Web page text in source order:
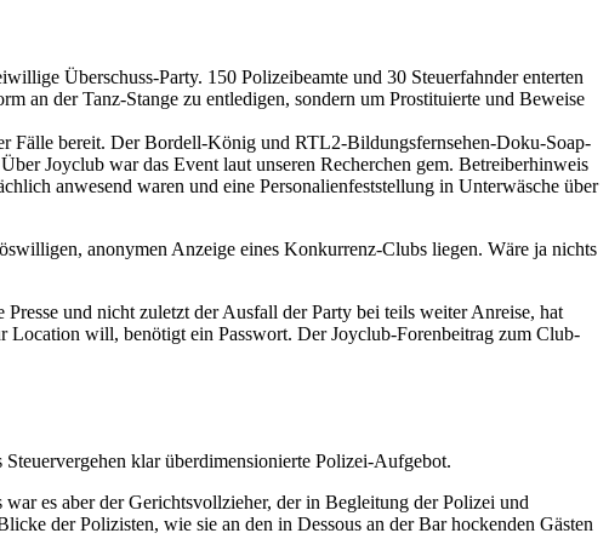
Überschuss-Party. 150 Polizeibeamte und 30 Steuerfahnder enterten
an der Tanz-Stange zu entledigen, sondern um Prostituierte und Beweise
Fälle bereit. Der Bordell-König und RTL2-Bildungsfernsehen-Doku-Soap-
Joyclub war das Event laut unseren Recherchen gem. Betreiberhinweis
anwesend waren und eine Personalienfeststellung in Unterwäsche über
anonymen Anzeige eines Konkurrenz-Clubs liegen. Wäre ja nichts
und nicht zuletzt der Ausfall der Party bei teils weiter Anreise, hat
Location will, benötigt ein Passwort. Der Joyclub-Forenbeitrag zum Club-
klar überdimensionierte Polizei-Aufgebot.
es aber der Gerichtsvollzieher, der in Begleitung der Polizei und
der Polizisten, wie sie an den in Dessous an der Bar hockenden Gästen